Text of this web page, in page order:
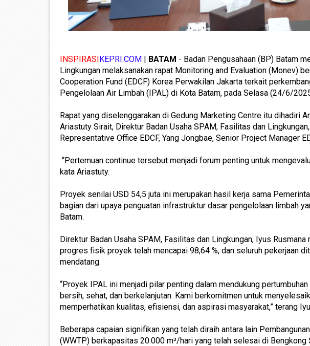
INSPIRASIKEPRI.COM | BATAM - Badan Pengusahaan (BP) Batam
Lingkungan melaksanakan rapat Monitoring and Evaluation (Monev)
Cooperation Fund (EDCF) Korea Perwakilan Jakarta terkait
Pengelolaan Air Limbah (IPAL) di Kota Batam, pada Selasa (24/6/
Rapat yang diselenggarakan di Gedung Marketing Centre itu dihadiri
Ariastuty Sirait, Direktur Badan Usaha SPAM, Fasilitas dan
Representative Office EDCF, Yang Jongbae, Senior Project Manager
“Pertemuan continue tersebut menjadi forum penting untuk
kata Ariastuty.
Proyek senilai USD 54,5 juta ini merupakan hasil kerja sama
bagian dari upaya penguatan infrastruktur dasar pengelolaan limbah
Batam.
Direktur Badan Usaha SPAM, Fasilitas dan Lingkungan, Iyus
progres fisik proyek telah mencapai 98,64 %, dan seluruh pekerjaan
mendatang.
“Proyek IPAL ini menjadi pilar penting dalam mendukung
bersih, sehat, dan berkelanjutan. Kami berkomitmen untuk
memperhatikan kualitas, efisiensi, dan aspirasi masyarakat,” terang
Beberapa capaian signifikan yang telah diraih antara lain
(WWTP) berkapasitas 20.000 m³/hari yang telah selesai di Bengkong